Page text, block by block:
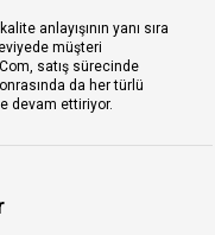
anlayışının yanı sıra
müşteri
satış sürecinde
da her türlü
devam ettiriyor.